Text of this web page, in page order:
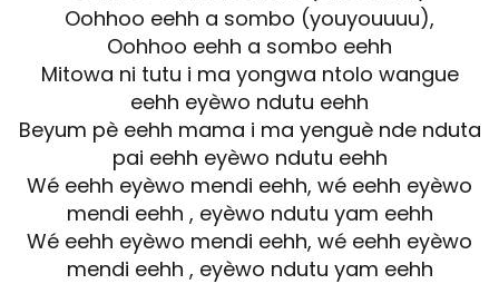
Oohhoo eehh a sombo (youyouuuu),
Oohhoo eehh a sombo eehh
Mitowa ni tutu i ma yongwa ntolo wangue
eehh eyèwo ndutu eehh
Beyum pè eehh mama i ma yenguè nde nduta
pai eehh eyèwo ndutu eehh
Wé eehh eyèwo mendi eehh, wé eehh eyèwo
mendi eehh , eyèwo ndutu yam eehh
Wé eehh eyèwo mendi eehh, wé eehh eyèwo
mendi eehh , eyèwo ndutu yam eehh